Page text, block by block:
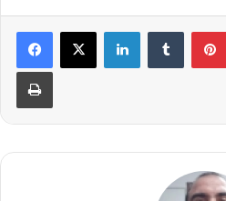
LinkedinTumblr
Imprimir